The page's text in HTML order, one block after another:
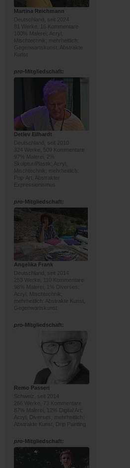
Martina Reichmann
Deutschland, seit 2024
81 Werke, 16 Kommentare
100% Malerei; Acryl,
Mischtechnik; mehrheitlich:
Gegenwartskunst, Abstrakte
Kunst
pro-Mitgliedschaft:
Detlev Eilhardt
Deutschland, seit 2010
324 Werke, 509 Kommentare
97% Malerei, 2%
Skulptur/Plastik; Acryl,
Mischtechnik; mehrheitlich:
Pop-Art, Abstrakter
Expressionismus
pro-Mitgliedschaft:
Angelika Frank
Deutschland, seit 2014
253 Werke, 110 Kommentare
98% Malerei, 1% Diverses;
Acryl, Mischtechnik;
mehrheitlich: Abstrakte Kunst,
Gegenwartskunst
pro-Mitgliedschaft:
Remo Passeri
Schweiz, seit 2014
266 Werke, 73 Kommentare
87% Malerei, 12% Digital Art;
Acryl, Diverses; mehrheitlich:
Abstrakte Kunst, Drip Painting
pro-Mitgliedschaft: